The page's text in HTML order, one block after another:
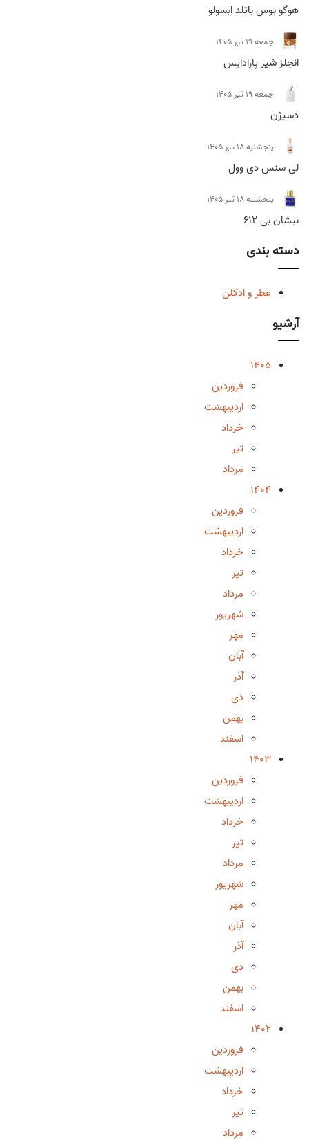
هوگو بوس باتلد ابسولو
جمعه 19 تیر 1405
انجلز شیر پارادایس
جمعه 19 تیر 1405
دسیژن
پنجشنبه 18 تیر 1405
لی سنس دی وول
پنجشنبه 18 تیر 1405
نیشان بی 612
دسته بندی
عطر و ادکلن
آرشیو
1405
فروردین
اردیبهشت
خرداد
تیر
مرداد
1404
فروردین
اردیبهشت
خرداد
تیر
مرداد
شهریور
مهر
آبان
آذر
دی
بهمن
اسفند
1403
فروردین
اردیبهشت
خرداد
تیر
مرداد
شهریور
مهر
آبان
آذر
دی
بهمن
اسفند
1402
فروردین
اردیبهشت
خرداد
تیر
مرداد